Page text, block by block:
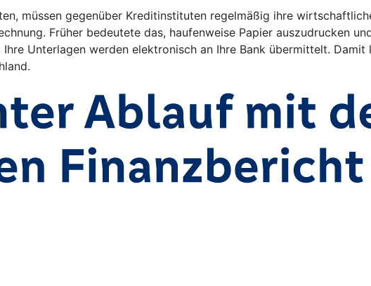
müssen gegenüber Kreditinstituten regelmäßig ihre
Früher bedeutete das, haufenweise Papier auszudrucken
Unterlagen werden elektronisch an Ihre Bank übermittelt.